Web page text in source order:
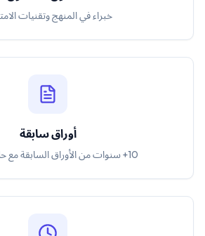
خبراء في المنهج وتقنيات
أوراق سابقة
10+ سنوات من الأوراق السابقة مع حلول مفصلة